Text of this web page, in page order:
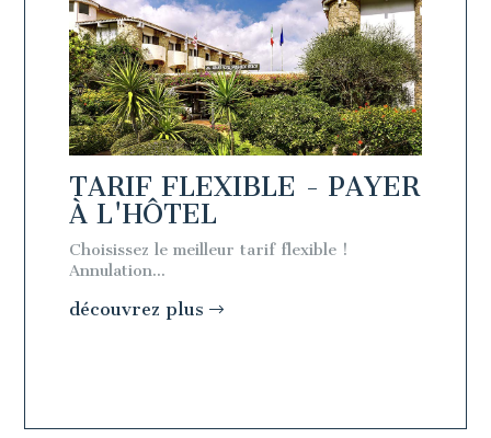
TARIF FLEXIBLE - PAYER
À L'HÔTEL
Choisissez le meilleur tarif flexible !
Annulation...
découvrez plus